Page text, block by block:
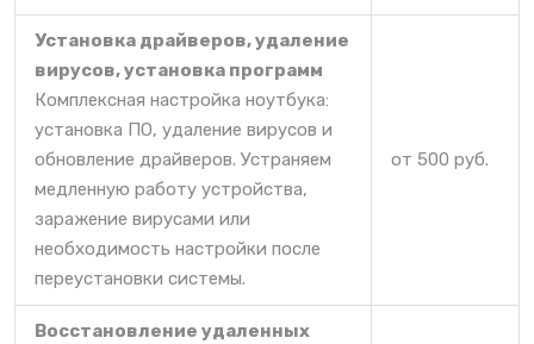
Установка драйверов, удаление
вирусов, установка программ
Комплексная настройка ноутбука:
установка ПО, удаление вирусов и
обновление драйверов. Устраняем
медленную работу устройства,
заражение вирусами или
необходимость настройки после
переустановки системы.
от 500 руб.
Восстановление удаленных